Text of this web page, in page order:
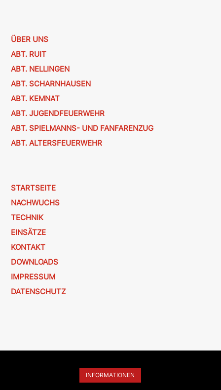
ÜBER UNS
ABT. RUIT
ABT. NELLINGEN
ABT. SCHARNHAUSEN
ABT. KEMNAT
ABT. JUGENDFEUERWEHR
ABT. SPIELMANNS- UND FANFARENZUG
ABT. ALTERSFEUERWEHR
STARTSEITE
NACHWUCHS
TECHNIK
EINSÄTZE
KONTAKT
DOWNLOADS
IMPRESSUM
DATENSCHUTZ
INFORMATIONEN